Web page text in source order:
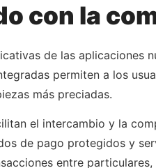
con la
de las aplicaciones
permiten a los
más preciadas.
el intercambio y la
de pago protegidos y
entre